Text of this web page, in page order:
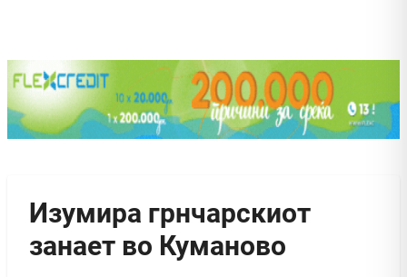
Изумира грнчарскиот
занает во Куманово